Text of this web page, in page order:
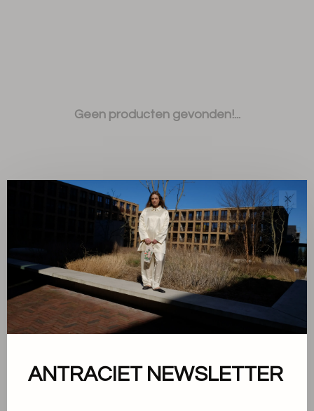
Geen producten gevonden!...
Sorteren op:
Toon 1 - 0 van 0
Over ons
✕
ANTRACIET NEWSLETTER